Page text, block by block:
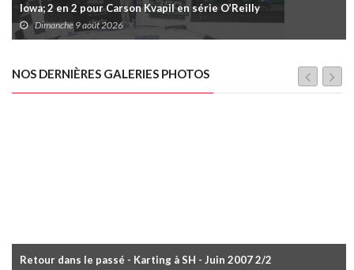
Iowa; 2 en 2 pour Carson Kvapil en série O’Reilly
Dimanche 9 août 2026
NOS DERNIÈRES GALERIES PHOTOS
Retour dans le passé - Karting à SH - Juin 2007 2/2